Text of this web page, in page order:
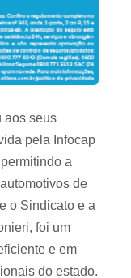
aos seus
pela Infocap
a
de
o Sindicato e a
foi um
e em
do estado.